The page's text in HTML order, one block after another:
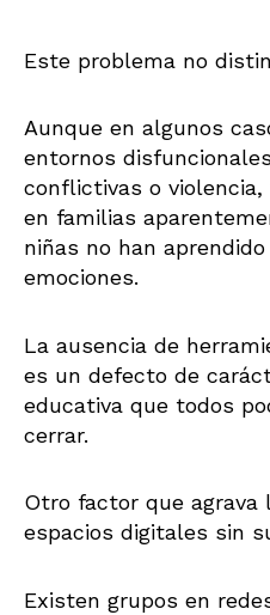
Este problema no
Aunque en algunos
entornos
conflictivas o
en familias
niñas no han
emociones.
La ausencia de
es un defecto de
educativa que todos
cerrar.
Otro factor que agrava
espacios digitales sin
Existen grupos en